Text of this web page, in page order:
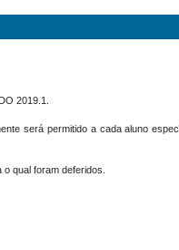
2019.1.
será permitido a cada aluno
qual foram deferidos.